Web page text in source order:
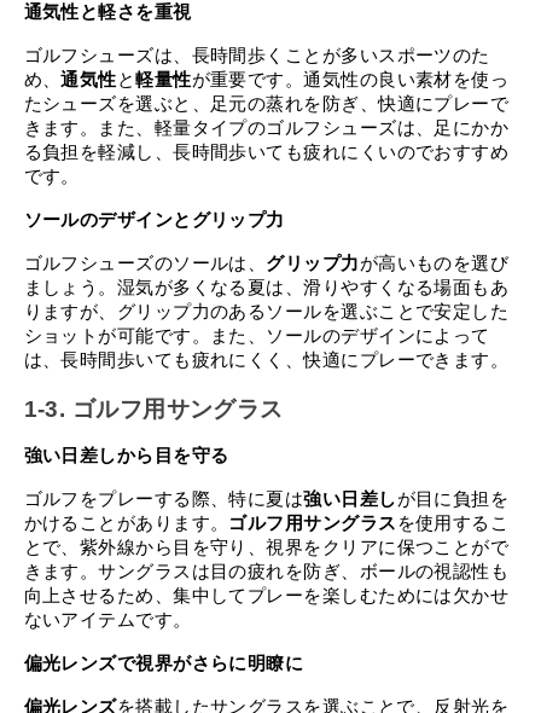
通気性と軽さを重視
ゴルフシューズは、長時間歩くことが多いスポーツのた
め、通気性と軽量性が重要です。通気性の良い素材を使っ
たシューズを選ぶと、足元の蒸れを防ぎ、快適にプレーで
きます。また、軽量タイプのゴルフシューズは、足にかか
る負担を軽減し、長時間歩いても疲れにくいのでおすすめ
です。
ソールのデザインとグリップ力
ゴルフシューズのソールは、 グリップ力が高いものを選び
ましょう。湿気が多くなる夏は、滑りやすくなる場面もあ
りますが、グリップ力のあるソールを選ぶことで安定した
ショットが可能です。また、ソールのデザインによって
は、長時間歩いても疲れにくく、快適にプレーできます。
1-3. ゴルフ用サングラス
強い日差しから目を守る
ゴルフをプレーする際、特に夏は強い日差しが目に負担を
かけることがあります。 ゴルフ用サングラス を使用するこ
とで、紫外線から目を守り、視界をクリアに保つことがで
きます。サングラスは目の疲れを防ぎ、ボールの視認性も
向上させるため、集中してプレーを楽しむためには欠かせ
ないアイテムです。
偏光レンズで視界がさらに明瞭に
偏光レンズを搭載したサングラスを選ぶことで、反射光を